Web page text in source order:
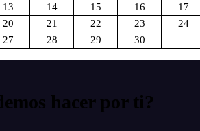
13 14 15 16
17
20 21 22 23
24
27 28 29 30
hacerpor ti?